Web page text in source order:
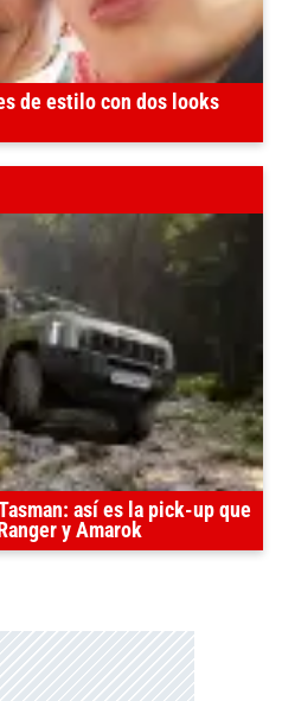
de estilo con dos looks
así es la pick-up que
y Amarok